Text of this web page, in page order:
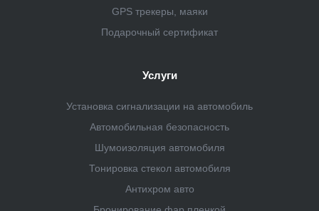
GPS трекеры, маяки
Подарочный сертификат
Услуги
Установка сигнализации на автомобиль
Автомобильная безопасность
Шумоизоляция автомобиля
Тонировка стекол автомобиля
Антихром авто